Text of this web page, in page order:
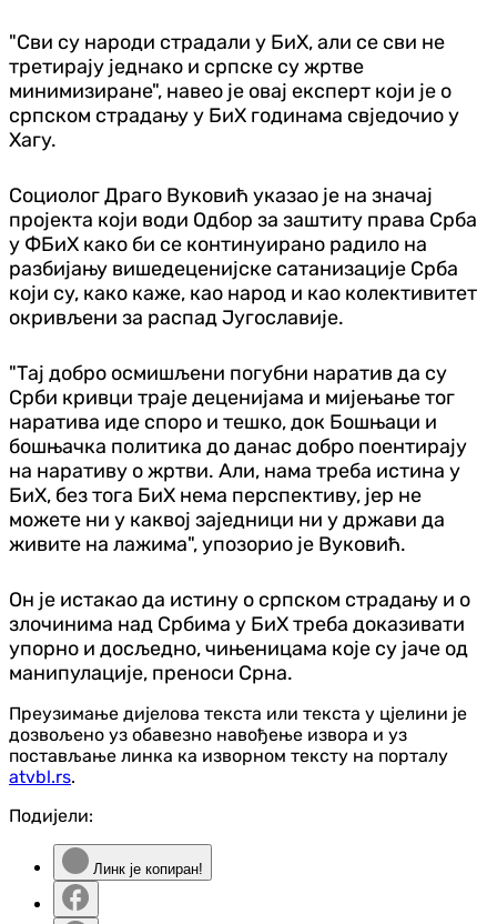
"Сви су народи страдали у БиХ, али се сви не
третирају једнако и српске су жртве
минимизиране", навео је овај експерт који је о
српском страдању у БиХ годинама свједочио у
Хагу.
Социолог Драго Вуковић указао је на значај
пројекта који води Одбор за заштиту права Срба
у ФБиХ како би се континуирано радило на
разбијању вишедеценијске сатанизације Срба
који су, како каже, као народ и као колективитет
окривљени за распад Југославије.
"Тај добро осмишљени погубни наратив да су
Срби кривци траје деценијама и мијењање тог
наратива иде споро и тешко, док Бошњаци и
бошњачка политика до данас добро поентирају
на наративу о жртви. Али, нама треба истина у
БиХ, без тога БиХ нема перспективу, јер не
можете ни у каквој заједници ни у држави да
живите на лажима", упозорио је Вуковић.
Он је истакао да истину о српском страдању и о
злочинима над Србима у БиХ треба доказивати
упорно и досљедно, чињеницама које су јаче од
манипулације, преноси Срна.
Преузимање дијелова текста или текста у цјелини је
дозвољено уз обавезно навођење извора и уз
постављање линка ка изворном тексту на порталу
atvbl.rs.
Подијели:
Линк је копиран!